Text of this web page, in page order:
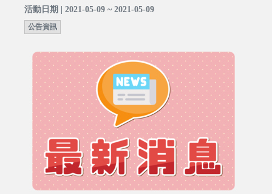
活動日期 | 2021-05-09 ~ 2021-05-09
公告資訊